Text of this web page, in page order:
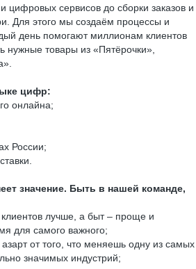
цифровых сервисов до сборки заказов и
Для этого мы создаём процессы и
день помогают миллионам клиентов
нужные товары из «Пятёрочки»,
цифр:
онлайна;
России;
значение. Быть в нашей команде,
лучше, а быт – проще и
для самого важного;
от того, что меняешь одну из самых
значимых индустрий;